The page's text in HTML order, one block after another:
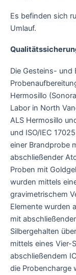
Es befinden sich
Umlauf.
Die Gesteins- und
Hermosillo
Labor in North
ALS Hermosillo
und ISO/IEC
einer Brandprobe
abschließender
Proben mit
wurden mittels
gravimetrischem
Elemente wurden
mit
Silbergehalten
mittels eines Vier-
abschließendem
die Probencharge